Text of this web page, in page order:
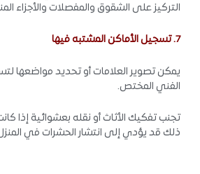
التركيز على الشقوق والمفصلات والأجزاء
7. تسجيل الأماكن المشتبه فيها
يمكن تصوير العلامات أو تحديد مواضعها
الفني المختص.
تجنب تفكيك الأثاث أو نقله بعشوائية إذا
ذلك قد يؤدي إلى انتشار الحشرات في